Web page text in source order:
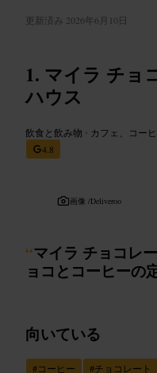
更新済み 2026年6月10日
マイラ チョ
ハウス
飲食と飲み物 • カフェ、コー
4.8
画像 /Deliveroo
“マイラ チョコレ
ョコとコーヒーの
向いている
#コーヒー #チョコレート